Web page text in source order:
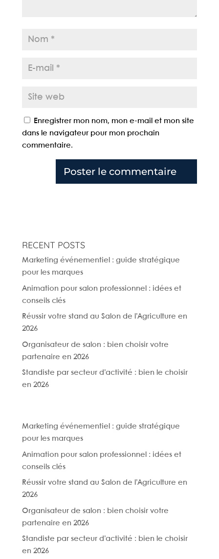
Enregistrer mon nom, mon e-mail et mon site
dans le navigateur pour mon prochain
commentaire.
RECENT POSTS
Marketing événementiel : guide stratégique
pour les marques
Animation pour salon professionnel : idées et
conseils clés
Réussir votre stand au Salon de l’Agriculture en
2026
Organisateur de salon : bien choisir votre
partenaire en 2026
Standiste par secteur d’activité : bien le choisir
en 2026
Marketing événementiel : guide stratégique
pour les marques
Animation pour salon professionnel : idées et
conseils clés
Réussir votre stand au Salon de l’Agriculture en
2026
Organisateur de salon : bien choisir votre
partenaire en 2026
Standiste par secteur d’activité : bien le choisir
en 2026